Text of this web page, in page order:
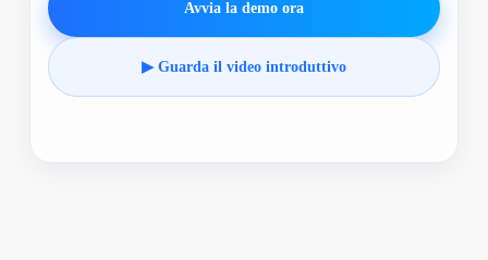
Avvia la demo ora
▶ Guarda il video introduttivo